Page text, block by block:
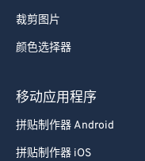
裁剪图片
颜色选择器
移动应用程序
拼贴制作器 Android
拼贴制作器 iOS